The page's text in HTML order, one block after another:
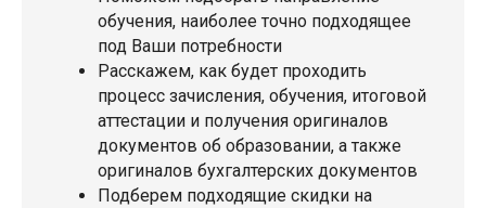
обучения, наиболее точно подходящее
под Ваши потребности
Расскажем, как будет проходить
процесс зачисления, обучения, итоговой
аттестации и получения оригиналов
документов об образовании, а также
оригиналов бухгалтерских документов
Подберем подходящие скидки на